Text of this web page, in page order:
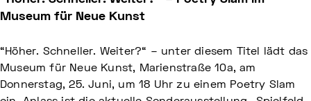
Museum für Neue Kunst
“Höher. Schneller. Weiter?“ – unter diesem Titel lädt das
Museum für Neue Kunst, Marienstraße 10a, am
Donnerstag, 25. Juni, um 18 Uhr zu einem Poetry Slam